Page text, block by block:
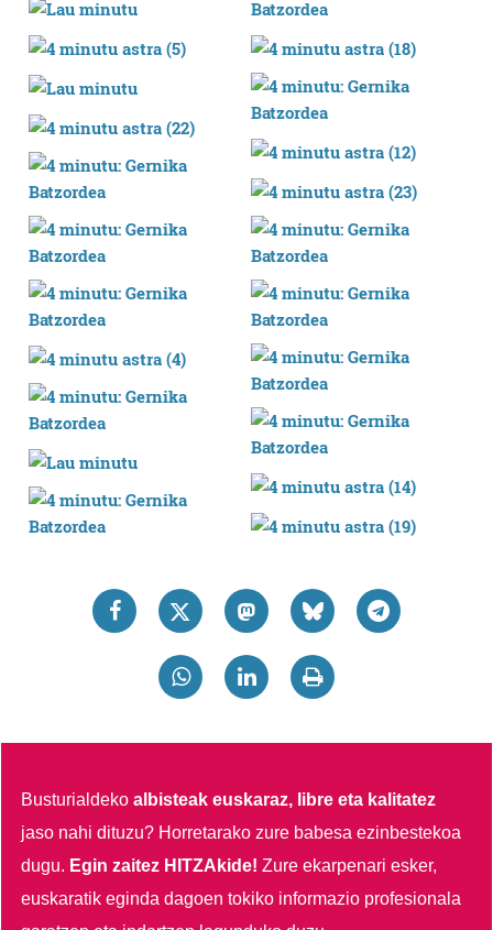
zure baimena Cookieen adierazpenean.
Webgune honek cookie propioak eta hirugarrenen cookie-
fitxategiak erabiltzen ditu. Zure esperientzia eta
zerbitzuak hobetzeko asmoz, cookie teknologiaz
baliatzen gara. Ohar hau onartuz gero, teknologia hori
erabiltzeko baimen esplizitua ematen diguzu.
irakurri
Busturialdekoalbisteak euskaraz, libre eta kalitatez
jaso nahi dituzu? Horretarako zure babesa ezinbestekoa
dugu. Egin zaitez HITZAkide!Zure ekarpenari esker,
euskaratik eginda dagoen tokiko informazio profesionala